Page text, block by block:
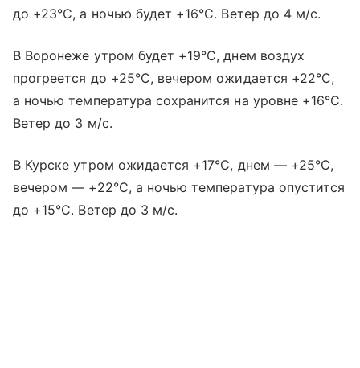
до +23°C, а ночью будет +16°C. Ветер до 4 м/с.
В Воронеже утром будет +19°C, днем воздух
прогреется до +25°C, вечером ожидается +22°C,
а ночью температура сохранится на уровне +16°C.
Ветер до 3 м/с.
В Курске утром ожидается +17°C, днем — +25°C,
вечером — +22°C, а ночью температура опустится
до +15°C. Ветер до 3 м/с.